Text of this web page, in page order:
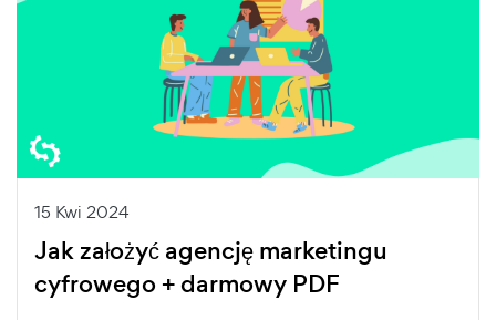
15 Kwi 2024
Jak założyć agencję marketingu
cyfrowego + darmowy PDF